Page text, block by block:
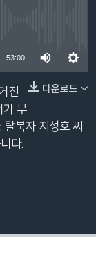
53:00
다운로드
진
가 부
북자 지성호 씨
다.